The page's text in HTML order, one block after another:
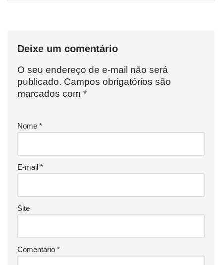
Deixe um comentário
O seu endereço de e-mail não será
publicado. Campos obrigatórios são
marcados com *
Nome *
E-mail *
Site
Comentário *